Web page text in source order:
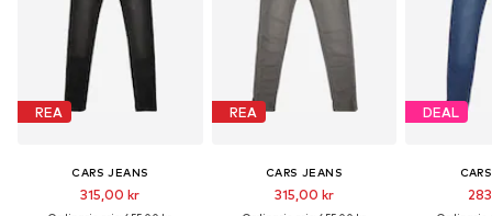
REA
CARS JEANS
315,00 kr
REA
CARS JEANS
315,00 kr
DEAL